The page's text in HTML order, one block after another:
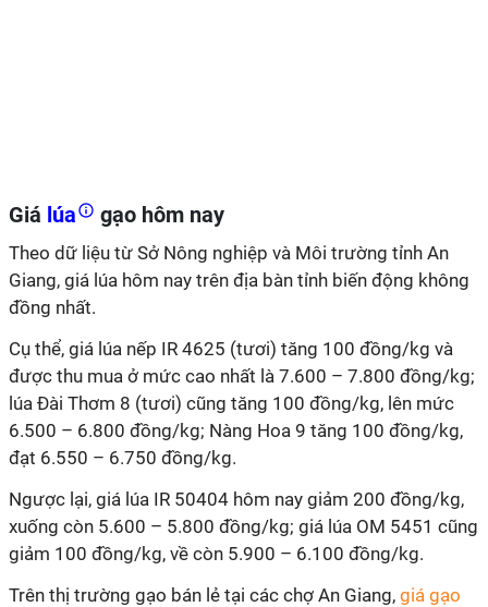
Giá lúa gạo hôm nay
Theo dữ liệu từ Sở Nông nghiệp và Môi trường tỉnh An
Giang, giá lúa hôm nay trên địa bàn tỉnh biến động không
đồng nhất.
Cụ thể, giá lúa nếp IR 4625 (tươi) tăng 100 đồng/kg và
được thu mua ở mức cao nhất là 7.600 – 7.800 đồng/kg;
lúa Đài Thơm 8 (tươi) cũng tăng 100 đồng/kg, lên mức
6.500 – 6.800 đồng/kg; Nàng Hoa 9 tăng 100 đồng/kg,
đạt 6.550 – 6.750 đồng/kg.
Ngược lại, giá lúa IR 50404 hôm nay giảm 200 đồng/kg,
xuống còn 5.600 – 5.800 đồng/kg; giá lúa OM 5451 cũng
giảm 100 đồng/kg, về còn 5.900 – 6.100 đồng/kg.
Trên thị trường gạo bán lẻ tại các chợ An Giang, giá gạo